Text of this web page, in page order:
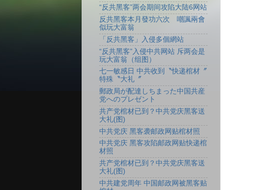
“反共黑客”两会期间攻陷大陆6网站
反共黑客本月發功六次 嘲諷兩會
似玩大富翁
「反共黑客」入侵多個網站
“反共黑客”入侵中共网站 斥两会是
玩大富翁（组图）
七一敏感日 中共收到〝快递棺材〞
特殊〝大礼〞
郵政局が配達しちまった中国共産
党へのプレゼント
共产党棺材已到？中共党庆黑客送
大礼(图)
中共党庆 黑客袭邮政网贴棺材照
中共党庆 黑客攻陷邮政网贴快递棺
材照
共产党棺材已到？中共党庆黑客送
大礼(图)
中共建党周年 中国邮政网被黑客贴